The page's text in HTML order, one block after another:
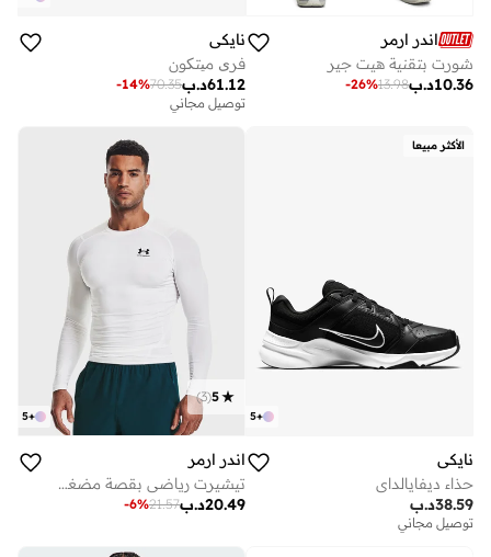
اندر ارمر
شورت بتقنية هيت جير
د.ب10.36
13.98
-26%
نايكي
فری میتکون
د.ب61.12
70.35
-14%
توصيل مجاني
الأكثر مبيعا
+
5
نايكي
حذاء ديفايالداي
د.ب38.59
توصيل مجاني
+
5
5
(
3
)
اندر ارمر
تيشيرت رياضي بقصة مضغوطة
د.ب20.49
21.57
-6%